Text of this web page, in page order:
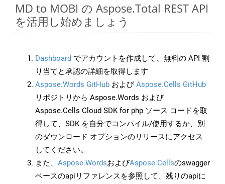
MD to MOBI の Aspose.Total REST API
を活用し始めましょう
Dashboard でアカウントを作成して、無料の API 割
り当てと承認の詳細を取得します
Aspose.Words GitHub およびAspose.Cells GitHub
リポジトリから Aspose.Words および
Aspose.Cells Cloud SDK for php ソース コードを取
得して、SDK を自分でコンパイル/使用するか、別
のダウンロード オプションのリリースにアクセス
してください。
また、 Aspose.WordsおよびAspose.Cellsのswagger
ベースのapiリファレンスを参照して、残りのapiに